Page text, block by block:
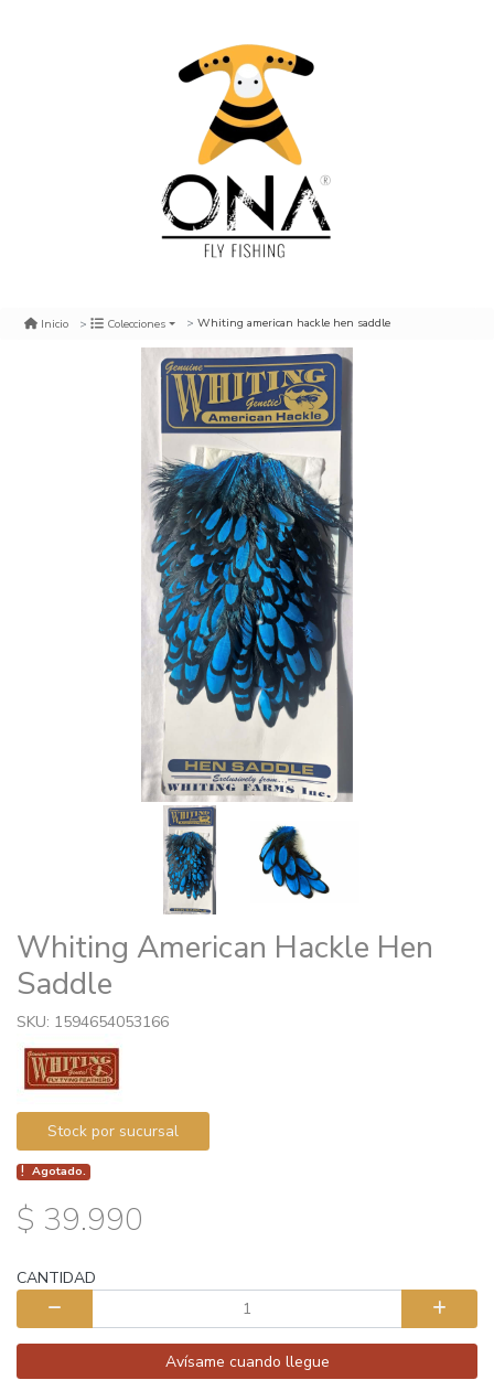
Inicio Colecciones Whiting american hackle hen saddle
Whiting American Hackle Hen
Saddle
SKU: 1594654053166
Stock por sucursal
Agotado.
$ 39.990
CANTIDAD
Avísame cuando llegue